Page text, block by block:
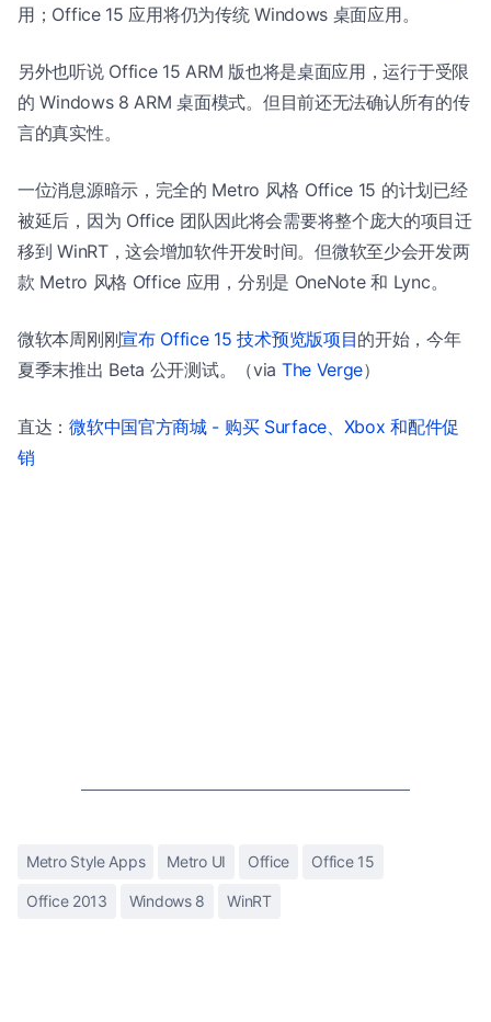
用；Office 15 应用将仍为传统 Windows 桌面应用。
另外也听说 Office 15 ARM 版也将是桌面应用，运行于受限
的 Windows 8 ARM 桌面模式。但目前还无法确认所有的传
言的真实性。
一位消息源暗示，完全的 Metro 风格 Office 15 的计划已经
被延后，因为 Office 团队因此将会需要将整个庞大的项目迁
移到 WinRT，这会增加软件开发时间。但微软至少会开发两
款 Metro 风格 Office 应用，分别是 OneNote 和 Lync。
微软本周刚刚宣布 Office 15 技术预览版项目的开始，今年
夏季末推出 Beta 公开测试。（via The Verge）
直达：微软中国官方商城 - 购买 Surface、Xbox 和配件促
销
Metro Style Apps Metro UI Office Office 15
Office 2013 Windows 8 WinRT